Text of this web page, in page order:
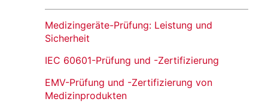
Medizingeräte-Prüfung: Leistung und
Sicherheit
IEC 60601-Prüfung und -Zertifizierung
EMV-Prüfung und -Zertifizierung von
Medizinprodukten